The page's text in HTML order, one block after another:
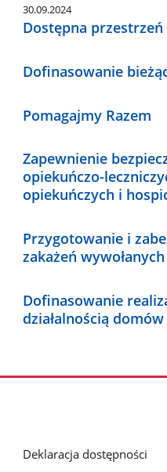
30.09.2024
Dostępna
Dofinasowanie
Pomagajmy Razem
Zapewnienie
opiekuńczo-
opiekuńczych i
Przygotowanie i
zakażeń
Dofinasowanie
działalnością
Deklaracja dostępności